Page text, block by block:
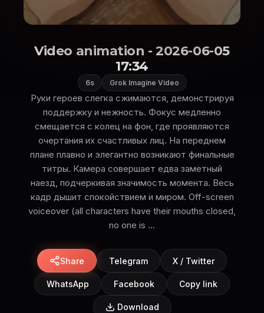
Video animation - 2026-06-05
17:34
6s Grok Imagine Video
Руки героев слегка сжимаются, демонстрируя
поддержку и нежность. Фокус медленно
смещается с колец на фон, где проявляются
очертания их счастливых лиц. На переднем
плане плавно и элегантно возникают финальные
титры. Камера совершает едва заметный
наезд, подчеркивая значимость момента. Весь
кадр дышит спокойствием и миром. Off-screen
voiceover (all characters have their mouths closed,
no one is ...
Share Telegram X / Twitter
WhatsApp Facebook Copy link
Download